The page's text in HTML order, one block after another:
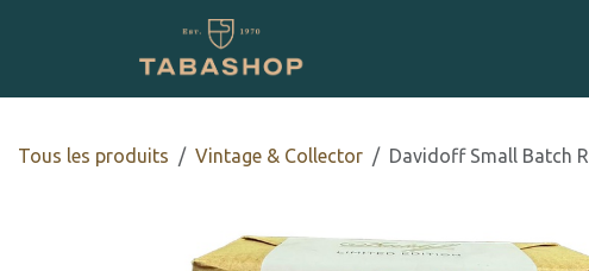
Tous les produits Vintage & Collector Davidoff Small Batch